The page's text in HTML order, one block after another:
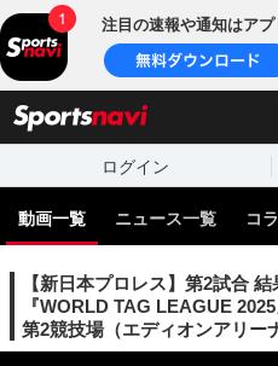
注目の速報や通知はアプ
ログイン
動画一覧 ニュース一覧 コ
【新日本プロレス】第2試合
『WORLD TAG LEAGUE
第2競技場（エディオンアリー